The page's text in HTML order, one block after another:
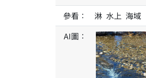
參看：
淋 水上 海域
AI圖：